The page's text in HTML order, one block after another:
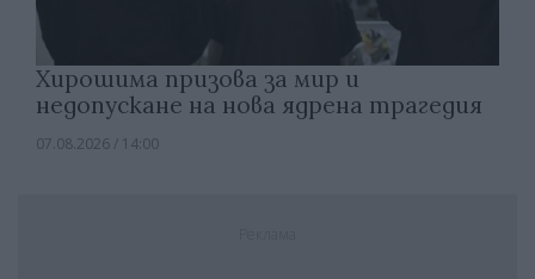
Хирошима призова за мир и
недопускане на нова ядрена трагедия
07.08.2026 / 14:00